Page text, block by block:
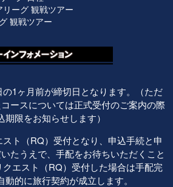
ーグ 観戦ツアー
観戦ツアー
1ヶ月前が締切日となります。（ただ
ースについては正式受付のご案内の際
期限をお知らせします）
ト（RQ）受付となり、申込手続と申
たうえで、手配をお待ちいただくこと
エスト（RQ）受付した場合は手配完
動的に旅行契約が成立します。